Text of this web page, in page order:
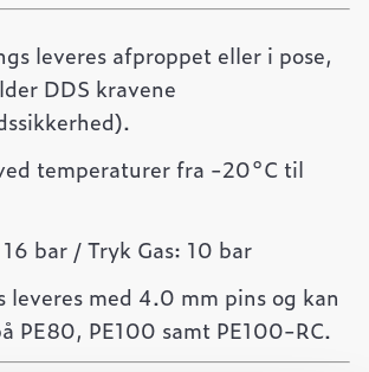
leveres afproppet eller i pose,
DDS kravene
temperaturer fra -20°C til
bar / Tryk Gas: 10 bar
med 4.0 mm pins og kan
PE80, PE100 samt PE100-RC.